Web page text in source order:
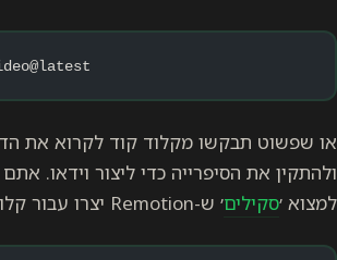
או שפשוט תבקשו מקלוד קוד לקרוא את
ולהתקין את הסיפרייה כדי ליצור וידאו. אתם
למצוא ׳סקילים׳ ש-Remotion יצרו עבור קלוד-קוד.